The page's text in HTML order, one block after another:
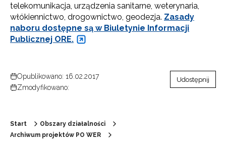
telekomunikacja, urządzenia sanitarne, weterynaria,
włókiennictwo, drogownictwo, geodezja. Zasady
naboru dostępne są w Biuletynie Informacji
Publicznej ORE.
Opublikowano: 16.02.2017
Zmodyfikowano:
Udostępnij
Start
Obszary działalności
Archiwum projektów PO WER